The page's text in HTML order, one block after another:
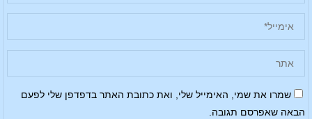
שמרו את שמי, האימייל שלי, ואת כתובת האתר בדפדפן שלי לפעם
הבאה שאפרסם תגובה.